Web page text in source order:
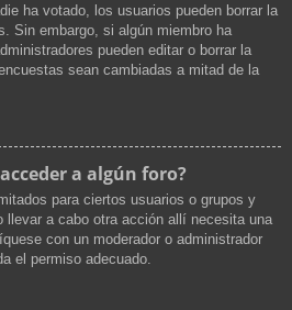
ha votado, los usuarios pueden borrar la
Sin embargo, si algún miembro ha
pueden editar o borrar la
sean cambiadas a mitad de la
a algún foro?
para ciertos usuarios o grupos y
llevar a cabo otra acción allí necesita una
con un moderador o administrador
el permiso adecuado.